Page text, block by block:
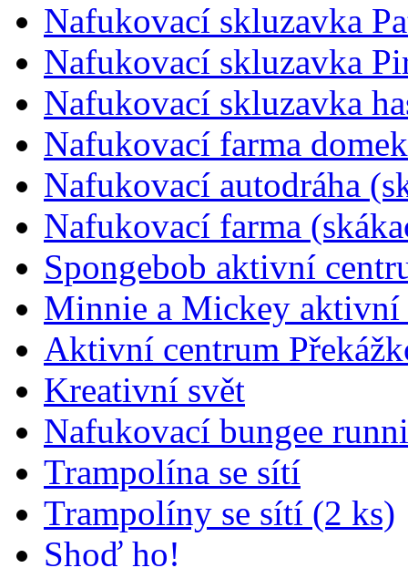
Nafukovací skluzavka
Nafukovací skluzavka
Nafukovací skluzavka
Nafukovací farma
Nafukovací autodráha
Nafukovací farma
Spongebob aktivní
Minnie a Mickey aktivní
Aktivní centrum
Kreativní svět
Nafukovací bungee
Trampolína se sítí
Trampolíny se sítí (2 ks)
Shoď ho!